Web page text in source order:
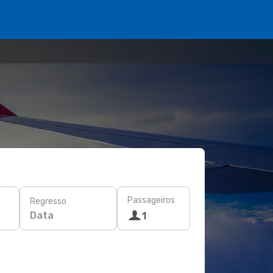
Regresso
Data
Passageiros
1